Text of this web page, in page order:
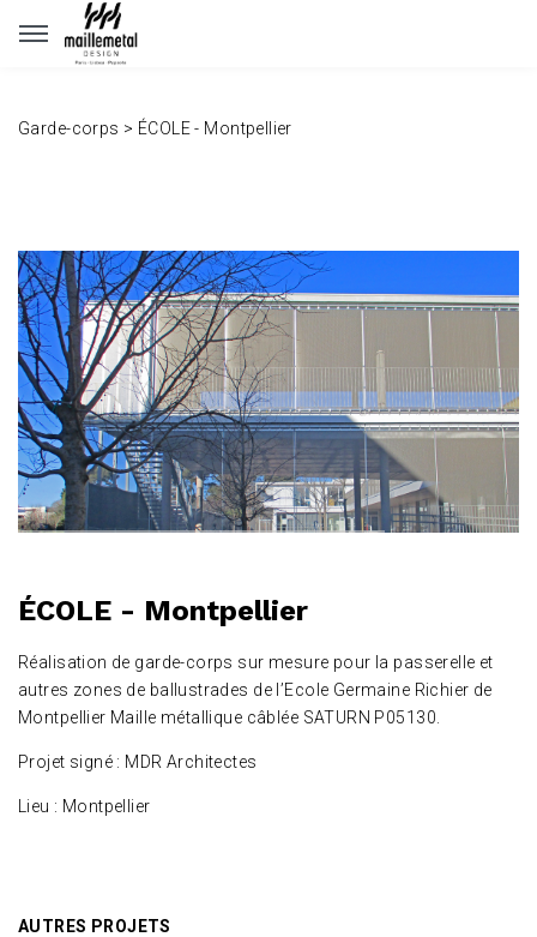
Panneau de gestion des cookies
Garde-corps > ÉCOLE - Montpellier
www.maillemetaldesign.fr" width="1140" height="640">
www.maillemetaldesign.fr" width="1140" height="640">
www.maillemetaldesign.fr" width="1140" height="640">
www.maillemetaldesign.fr" width="1140" height="640">
ÉCOLE - Montpellier
Réalisation de garde-corps sur mesure pour la passerelle et
autres zones de ballustrades de l’Ecole Germaine Richier de
Montpellier Maille métallique câblée SATURN P05130.
Projet signé : MDR Architectes
Lieu : Montpellier
AUTRES PROJETS